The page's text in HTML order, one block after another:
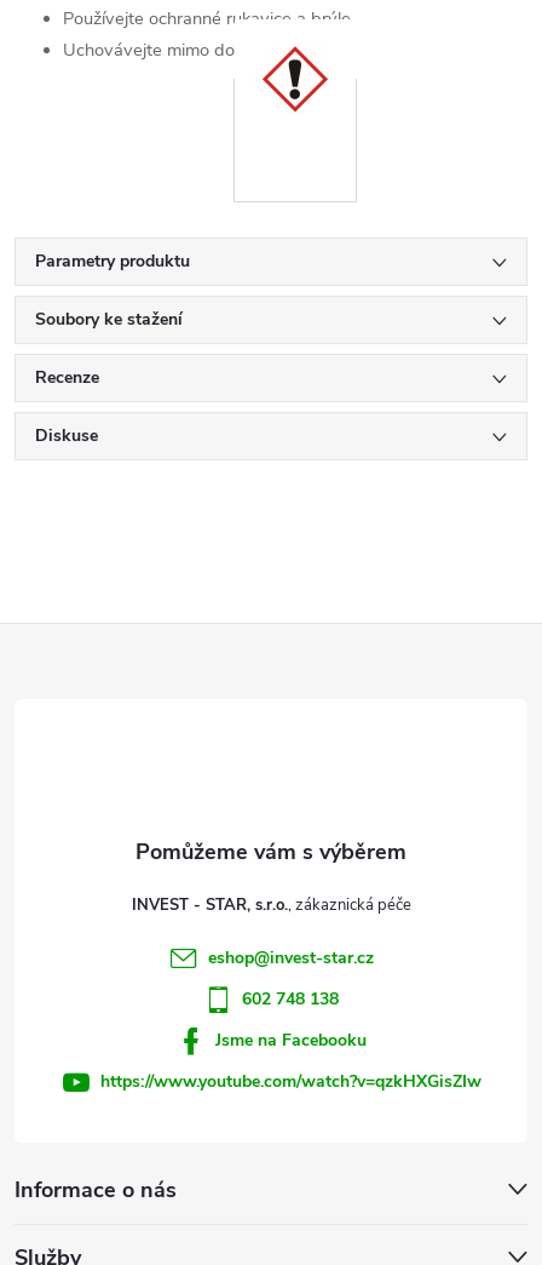
Používejte ochranné rukavice a brýle
Uchovávejte mimo dosah dětí
Parametry produktu
Soubory ke stažení
Recenze
Diskuse
Informace o nás
Služby
INVEST - STAR, s.r.o.
eshop@invest-star.cz
602 748 138
Jsme na Facebooku
https://www.youtube.com/watch?v=qzkHXGisZIw